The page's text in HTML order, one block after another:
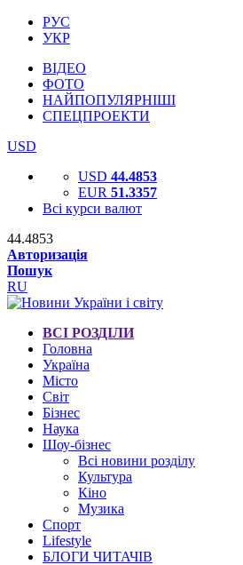
РУС
УКР
ВІДЕО
ФОТО
НАЙПОПУЛЯРНІШІ
СПЕЦПРОЕКТИ
USD
USD 44.4853
EUR 51.3357
Всі курси валют
44.4853
Авторизація
Пошук
RU
ВСІ РОЗДІЛИ
Головна
Україна
Місто
Світ
Бізнес
Наука
Шоу-бізнес
Всі новини розділу
Культура
Кіно
Музика
Спорт
Lifestyle
БЛОГИ ЧИТАЧІВ